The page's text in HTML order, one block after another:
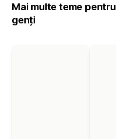
Mai multe teme pentru
genți